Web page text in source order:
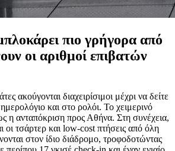
πιο γρήγορα από
οι αριθμοί επιβατών
ακούγονται διαχειρίσιμοι μέχρι να δείτε
και στο ρολόι. Το χειμερινό
η ανταπόκριση προς Αθήνα. Στη συνέχεια,
οι τσάρτερ και low-cost πτήσεις από όλη
στον ίδιο διάδρομο, τροφοδοτώντας